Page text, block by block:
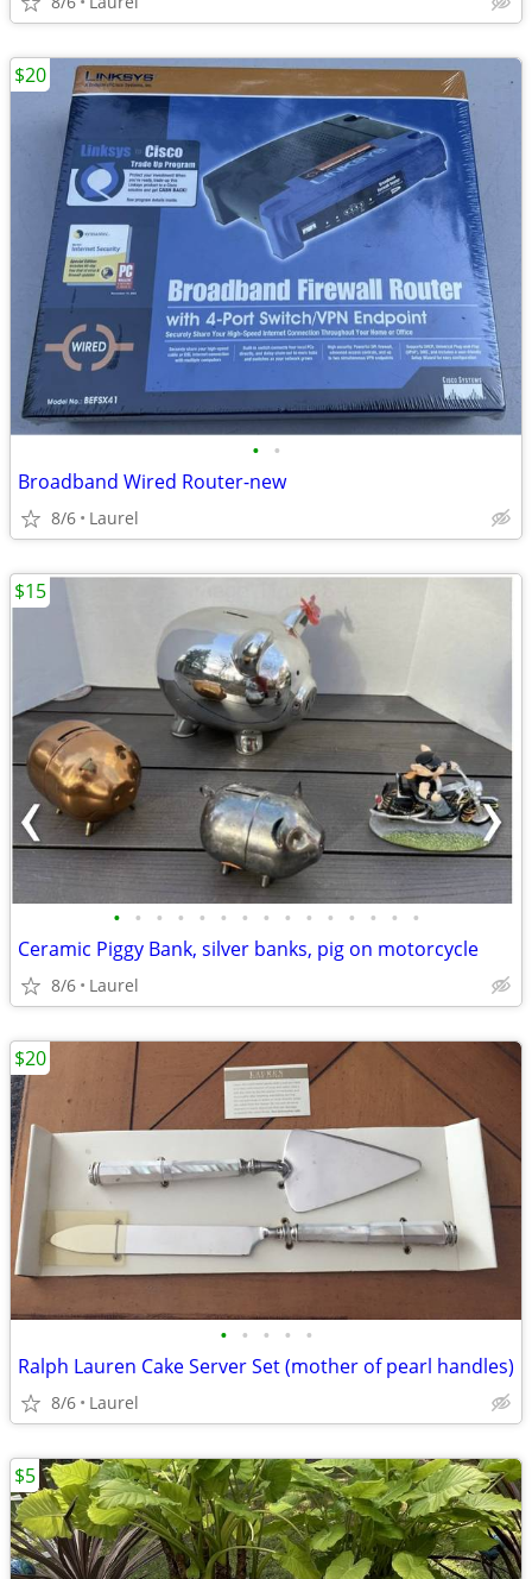
• •
Broadband Wired Router-new
8/6 Laurel
$20
• • • • • • • • • • • • • • •
Ceramic Piggy Bank, silver banks, pig on motorcycle
8/6 Laurel
$15
• • • • •
Ralph Lauren Cake Server Set (mother of pearl handles)
8/6 Laurel
$20
$5